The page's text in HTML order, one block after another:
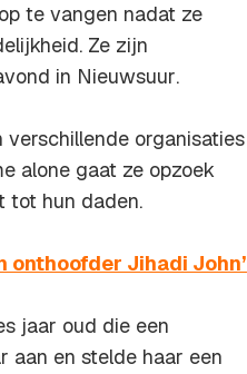
te vangen nadat ze
Ze zijn
in Nieuwsuur.
organisaties
alone gaat ze opzoek
tot hun daden.
onthoofder Jihadi John’
jaar oud die een
aan en stelde haar een